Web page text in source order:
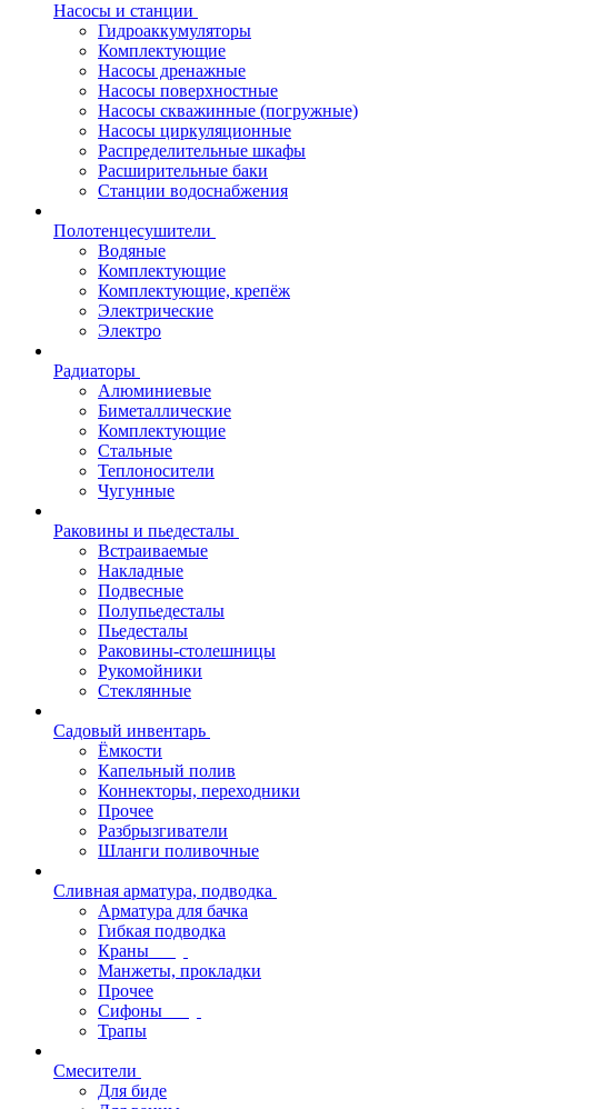
Насосы и станции
Гидроаккумуляторы
Комплектующие
Насосы дренажные
Насосы поверхностные
Насосы скважинные (погружные)
Насосы циркуляционные
Распределительные шкафы
Расширительные баки
Станции водоснабжения
Полотенцесушители
Водяные
Комплектующие
Комплектующие, крепёж
Электрические
Электро
Радиаторы
Алюминиевые
Биметаллические
Комплектующие
Стальные
Теплоносители
Чугунные
Раковины и пьедесталы
Встраиваемые
Накладные
Подвесные
Полупьедесталы
Пьедесталы
Раковины-столешницы
Рукомойники
Стеклянные
Садовый инвентарь
Ёмкости
Капельный полив
Коннекторы, переходники
Прочее
Разбрызгиватели
Шланги поливочные
Сливная арматура, подводка
Арматура для бачка
Гибкая подводка
Краны
Манжеты, прокладки
Прочее
Сифоны
Трапы
Смесители
Для биде